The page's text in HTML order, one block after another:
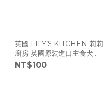
英國 LILY’S KITCHEN 莉莉
廚房 英國原裝進口主食犬餐
盒 - 皇室加冕鮮雞(犬) 150g
[F2828]
NT$100